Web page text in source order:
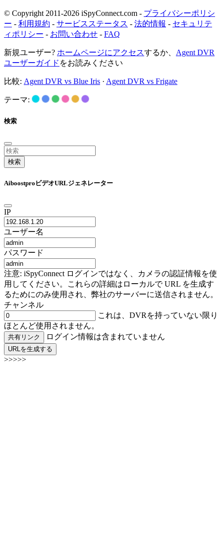
© Copyright 2011-2026 iSpyConnect.com - プライバシーポリシ
ー - 利用規約 - サービスステータス - 法的情報 - セキュリテ
ィポリシー - お問い合わせ - FAQ
新規ユーザー? ホームページにアクセスするか、 Agent DVR
ユーザーガイド をお読みください
比較: Agent DVR vs Blue Iris · Agent DVR vs Frigate
テーマ:
検索
検索
AiboostproビデオURLジェネレーター
IP
ユーザー名
パスワード
注意: iSpyConnect ログインではなく、カメラの認証情報を使
用してください。これらの詳細はローカルで URL を生成す
るためにのみ使用され、弊社のサーバーに送信されません。
チャンネル
これは、DVRを持っていない限り
ほとんど使用されません。
共有リンク ログイン情報は含まれていません
URLを生成する
>>>>>